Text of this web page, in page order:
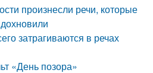
произнесли речи, которые
затрагиваются в речах
«День позора»